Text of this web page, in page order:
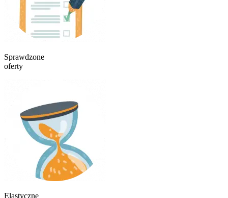
Sprawdzone
oferty
Elastyczne